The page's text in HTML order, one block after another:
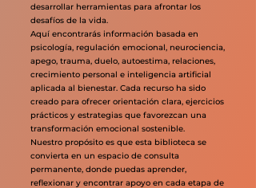
guías prácticas, recursos descargables y
contenidos educativos diseñados para
ayudarte a comprender mejor tus emociones y
desarrollar herramientas para afrontar los
desafíos de la vida.
Aquí encontrarás información basada en
psicología, regulación emocional, neurociencia,
apego, trauma, duelo, autoestima, relaciones,
crecimiento personal e inteligencia artificial
aplicada al bienestar. Cada recurso ha sido
creado para ofrecer orientación clara, ejercicios
prácticos y estrategias que favorezcan una
transformación emocional sostenible.
Nuestro propósito es que esta biblioteca se